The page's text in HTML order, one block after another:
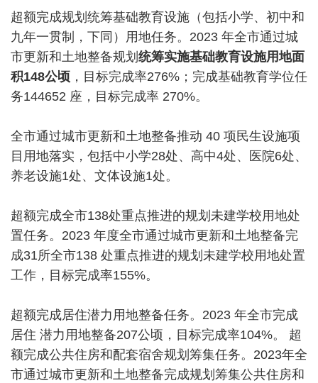
超额完成规划统筹基础教育设施（包括小学、初中和
九年一贯制，下同）用地任务。2023 年全市通过城
市更新和土地整备规划 统筹实施基础教育设施用地面
积148公顷 ，目标完成率276%；完成基础教育学位任
务144652 座，目标完成率 270%。
全市通过城市更新和土地整备推动 40 项民生设施项
目用地落实，包括中小学28处、高中4处、医院6处、
养老设施1处、文体设施1处。
超额完成全市138处重点推进的规划未建学校用地处
置任务。2023 年度全市通过城市更新和土地整备完
成31所全市138 处重点推进的规划未建学校用地处置
工作，目标完成率155%。
超额完成居住潜力用地整备任务。2023 年全市完成
居住 潜力用地整备207公顷，目标完成率104%。 超
额完成公共住房和配套宿舍规划筹集任务。2023年全
市通过城市更新和土地整备完成规划筹集公共住房和